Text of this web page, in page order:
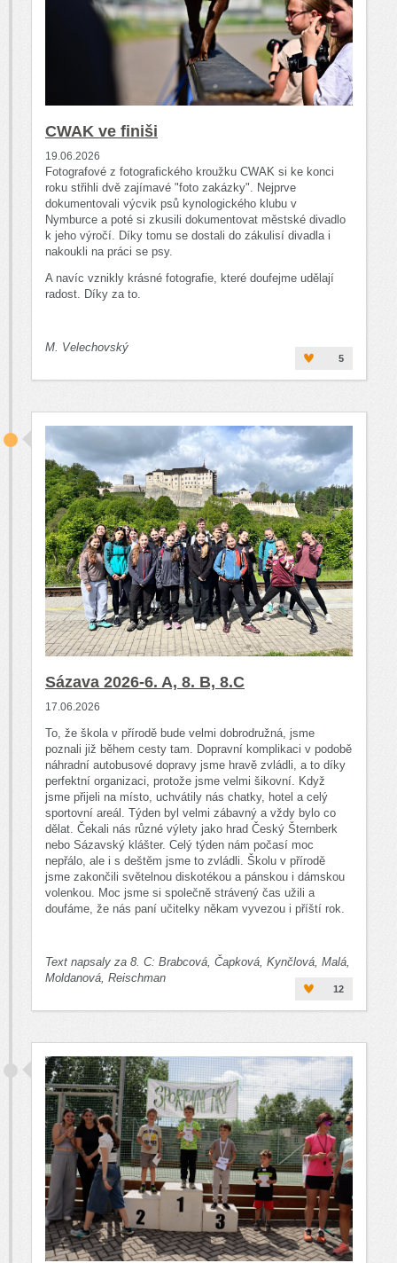
CWAK ve finiši
19.06.2026
Fotografové z fotografického kroužku CWAK si ke konci
roku střihli dvě zajímavé "foto zakázky". Nejprve
dokumentovali výcvik psů kynologického klubu v
Nymburce a poté si zkusili dokumentovat městské divadlo
k jeho výročí. Díky tomu se dostali do zákulisí divadla i
nakoukli na práci se psy.
A navíc vznikly krásné fotografie, které doufejme udělají
radost. Díky za to.
M. Velechovský
5
Sázava 2026-6. A, 8. B, 8.C
17.06.2026
To, že škola v přírodě bude velmi dobrodružná, jsme
poznali již během cesty tam. Dopravní komplikaci v podobě
náhradní autobusové dopravy jsme hravě zvládli, a to díky
perfektní organizaci, protože jsme velmi šikovní. Když
jsme přijeli na místo, uchvátily nás chatky, hotel a celý
sportovní areál. Týden byl velmi zábavný a vždy bylo co
dělat. Čekali nás různé výlety jako hrad Český Šternberk
nebo Sázavský klášter. Celý týden nám počasí moc
nepřálo, ale i s deštěm jsme to zvládli. Školu v přírodě
jsme zakončili světelnou diskotékou a pánskou i dámskou
volenkou. Moc jsme si společně strávený čas užili a
doufáme, že nás paní učitelky někam vyvezou i příští rok.
Text napsaly za 8. C: Brabcová, Čapková, Kynčlová, Malá,
Moldanová, Reischman
12